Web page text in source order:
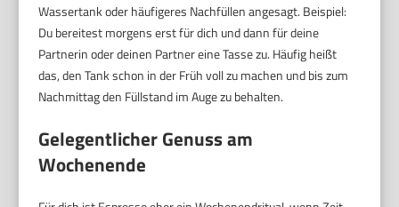
Wassertank oder häufigeres Nachfüllen angesagt. Beispiel:
Du bereitest morgens erst für dich und dann für deine
Partnerin oder deinen Partner eine Tasse zu. Häufig heißt
das, den Tank schon in der Früh voll zu machen und bis zum
Nachmittag den Füllstand im Auge zu behalten.
Gelegentlicher Genuss am
Wochenende